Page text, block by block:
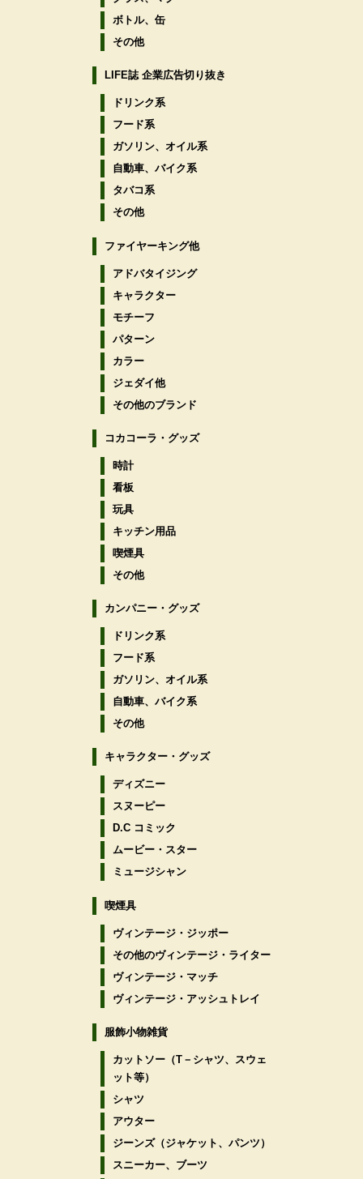
ボトル、缶
その他
LIFE誌 企業広告切り抜き
ドリンク系
フード系
ガソリン、オイル系
自動車、バイク系
タバコ系
その他
ファイヤーキング他
アドバタイジング
キャラクター
モチーフ
パターン
カラー
ジェダイ他
その他のブランド
コカコーラ・グッズ
時計
看板
玩具
キッチン用品
喫煙具
その他
カンパニー・グッズ
ドリンク系
フード系
ガソリン、オイル系
自動車、バイク系
その他
キャラクター・グッズ
ディズニー
スヌーピー
D.C コミック
ムービー・スター
ミュージシャン
喫煙具
ヴィンテージ・ジッポー
その他のヴィンテージ・ライター
ヴィンテージ・マッチ
ヴィンテージ・アッシュトレイ
服飾小物雑貨
カットソー（T－シャツ、スウェ
ット等）
シャツ
アウター
ジーンズ（ジャケット、パンツ）
スニーカー、ブーツ